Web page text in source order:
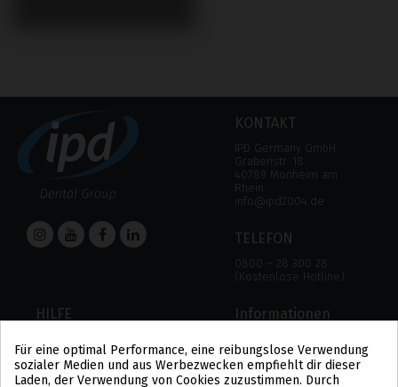
KONTAKT
IPD Germany GmbH
Grabenstr. 18
40789 Monheim am
Rhein
info@ipd2004.de
TELEFON
0800 – 28 300 28
(Kostenlose Hotline)
HILFE
HILFE
ZAHLUNGSMODALITÄTEN
VERSAND UND RÜCKGABE
Informationen
RECHTLICHER HINWEIS
DATENSCHUTZBESTIMMUNGEN
COOKIE-POLITIK
Für eine optimal Performance, eine reibungslose Verwendung
sozialer Medien und aus Werbezwecken empfiehlt dir dieser
Laden, der Verwendung von Cookies zuzustimmen. Durch